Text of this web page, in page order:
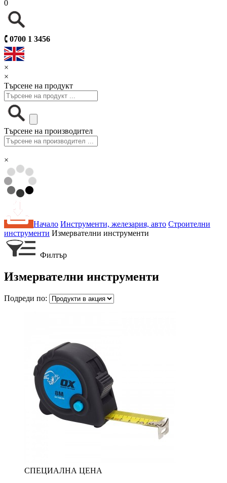
0
🕻 0700 1 3456
×
×
Търсене на продукт
Търсене на производител
×
Начало Инструменти, железария, авто Строителни
инструменти Измервателни инструменти
Филтър
Измервателни инструменти
Подреди по:
СПЕЦИАЛНА ЦЕНА